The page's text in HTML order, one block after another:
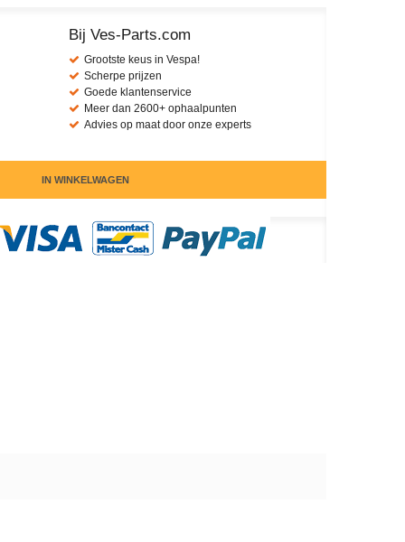
Bij Ves-Parts.com
Grootste keus in Vespa!
Scherpe prijzen
Goede klantenservice
Meer dan 2600+ ophaalpunten
Advies op maat door onze experts
IN WINKELWAGEN